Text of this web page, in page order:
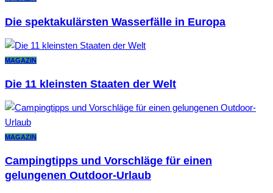
Die spektakulärsten Wasserfälle in Europa
MAGAZIN
Die 11 kleinsten Staaten der Welt
MAGAZIN
Campingtipps und Vorschläge für einen
gelungenen Outdoor-Urlaub